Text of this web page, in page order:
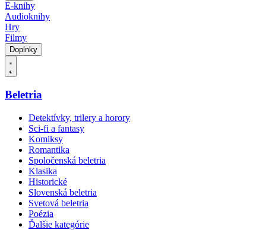
E-knihy
Audioknihy
Hry
Filmy
Doplnky
Beletria
Detektívky, trilery a horory
Sci-fi a fantasy
Komiksy
Romantika
Spoločenská beletria
Klasika
Historické
Slovenská beletria
Svetová beletria
Poézia
Ďalšie kategórie